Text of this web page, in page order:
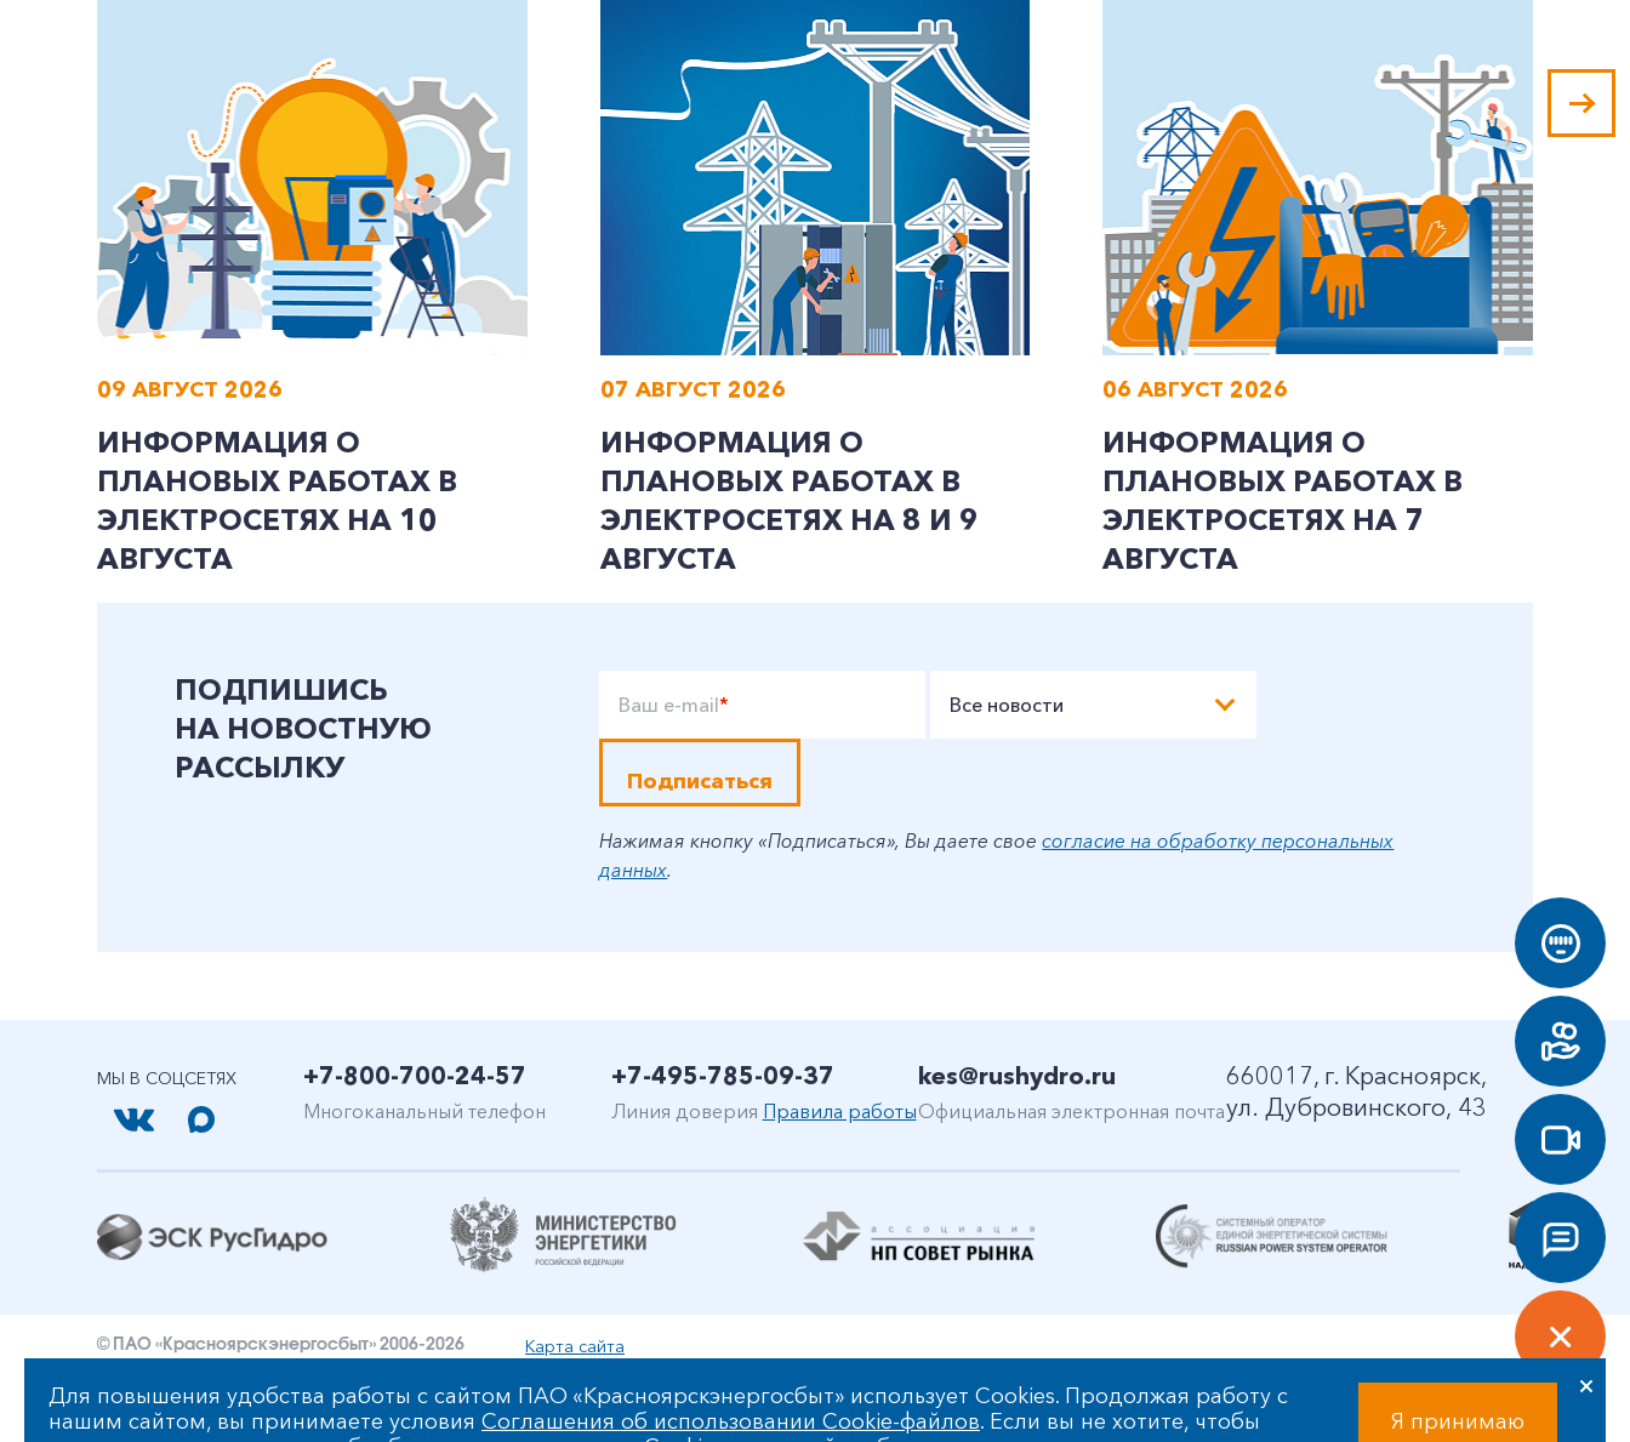
Заказать обратный звонок
09 АВГУСТ 2026
ИНФОРМАЦИЯ О
ПЛАНОВЫХ РАБОТАХ В
ЭЛЕКТРОСЕТЯХ НА 10
АВГУСТА
07 АВГУСТ 2026
ИНФОРМАЦИЯ О
ПЛАНОВЫХ РАБОТАХ В
ЭЛЕКТРОСЕТЯХ НА 8 И 9
АВГУСТА
06 АВГУСТ 2026
ИНФОРМАЦИЯ О
ПЛАНОВЫХ РАБОТАХ В
ЭЛЕКТРОСЕТЯХ НА 7
АВГУСТА
ПОДПИШИСЬ
НА НОВОСТНУЮ
РАССЫЛКУ
Ваш e-mail* Все новости
Подписаться
Нажимая кнопку «Подписаться», Вы даете своесогласие на обработку персональных
данных.
МЫ В СОЦСЕТЯХ +7-800-700-24-57
Многоканальный телефон
+7-495-785-09-37
Линия доверия Правила работы
kes@rushydro.ru
Официальная электронная почта
660017, г. Красноярск,
ул. Дубровинского, 43
© ПАО «Красноярскэнергосбыт» 2006-2026
Карта сайта
Уведомление об ответственности и праве интеллектуальной собственности
Политика ПАО «Красноярскэнергосбыт» в отношении обработки персональных данных
Для повышения удобства работы с сайтом ПАО «Красноярскэнергосбыт» использует Cookies. Продолжая работу с
нашим сайтом, вы принимаете условия Соглашения об использовании Cookie-файлов. Если вы не хотите, чтобы
Я принимаю